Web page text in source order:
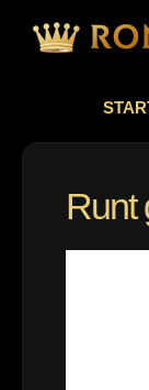
Runt